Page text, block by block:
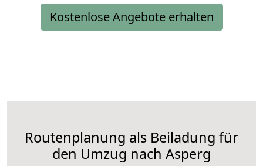
Kostenlose Angebote erhalten
Routenplanung als Beiladung für
den Umzug nach Asperg